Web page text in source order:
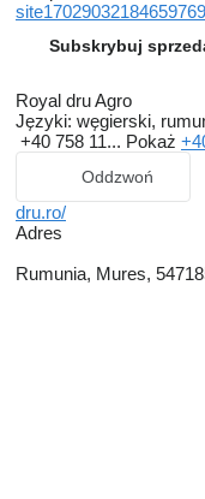
Subskrybuj
Royal dru Agro
Języki: węgierski,
+40 758 11... Pokaż
Oddzwoń
dru.ro/
Adres
Rumunia, Mures,